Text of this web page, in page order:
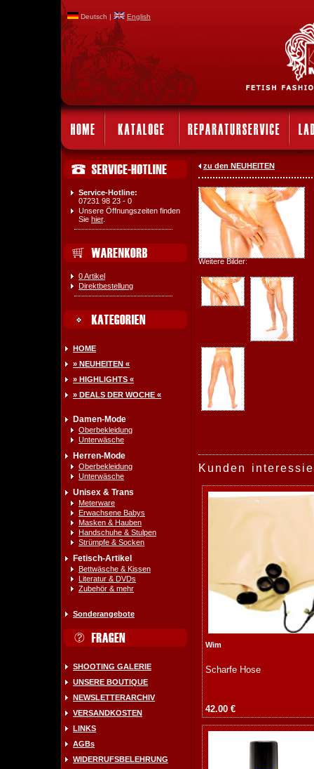
Deutsch | English
Service-Hotline:
07231 98 23 - 0
Unsere Öffnungszeiten finden
Sie hier.
0 Artikel
Direktbestellung
HOME
» NEUHEITEN «
» HIGHLIGHTS «
» DEALS DER WOCHE «
Damen-Mode
Oberbekleidung
Unterwäsche
Herren-Mode
Oberbekleidung
Unterwäsche
Unisex & Trans
Meterware
Erwachsene Babys
Masken & Hauben
Handschuhe & Stulpen
Strümpfe & Socken
Fetisch-Artikel
Bettwäsche & Kissen
Literatur & DVDs
Zubehör & mehr
Sonderangebote
SHOOTING GALERIE
UNSERE BOUTIQUE
NEWSLETTERARCHIV
VERSANDKOSTEN
LINKS
AGBs
WIDERRUFSBELEHRUNG
zu den NEUHEITEN
Weitere Bilder:
Kunden
Wim
Scharfe Hose
42.00 €